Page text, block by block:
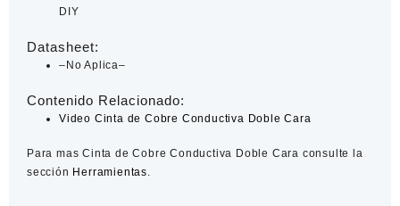
DIY
Datasheet:
–No Aplica–
Contenido Relacionado:
Video Cinta de Cobre Conductiva Doble Cara
Para mas Cinta de Cobre Conductiva Doble Cara consulte la
sección Herramientas